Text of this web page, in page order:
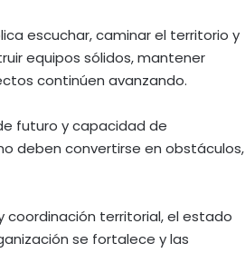
escuchar, caminar el territorio y
equipos sólidos, mantener
continúen avanzando.
futuro y capacidad de
deben convertirse en obstáculos,
coordinación territorial, el estado
se fortalece y las